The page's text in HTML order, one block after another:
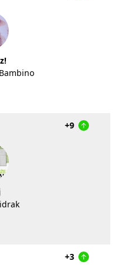
+9
+3